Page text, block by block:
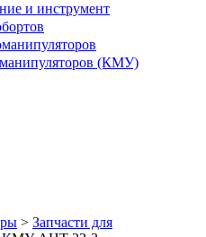
и инструмент
манипуляторов (КМУ)
> Запчасти для